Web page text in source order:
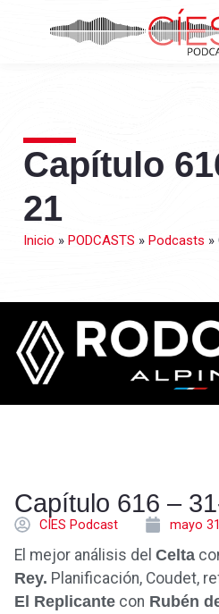
Capítulo
21
Inicio » PODCASTS » Podcasts »
Capítulo 616 –
CÍES Podcast mayo
El mejor análisis del Celta
Rey. Planificación, Coudet,
El Replicante con Rubén